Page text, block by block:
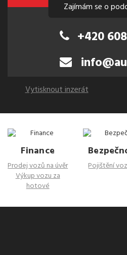
Zajímám se o
+420
Vytisknout inzerát
Finance
Prodej vozů na úvěr
Výkup vozu za
hotové
Pojištění